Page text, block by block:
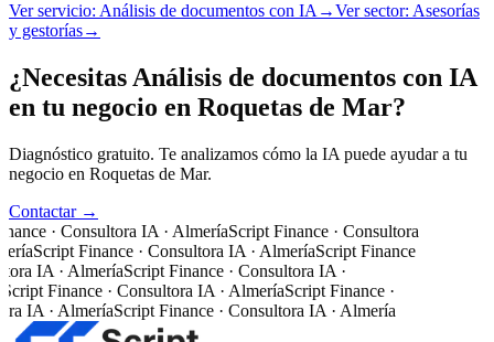
Ver servicio: Análisis de documentos con IA →Ver sector: Asesorías
y gestorías→
¿Necesitas Análisis de documentos con IA
en tu negocio en Roquetas de Mar?
Diagnóstico gratuito. Te analizamos cómo la IA puede ayudar a tu
negocio en Roquetas de Mar.
Contactar →
· Consultora IA · AlmeríaScript Finance · Consultora
Script Finance · Consultora IA · AlmeríaScript Finance
IA · AlmeríaScript Finance · Consultora IA ·
Finance · Consultora IA · AlmeríaScript Finance ·
IA · AlmeríaScript Finance · Consultora IA · Almería